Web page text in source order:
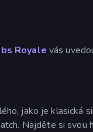
Royale vás
jako je klasická
Najděte si svou